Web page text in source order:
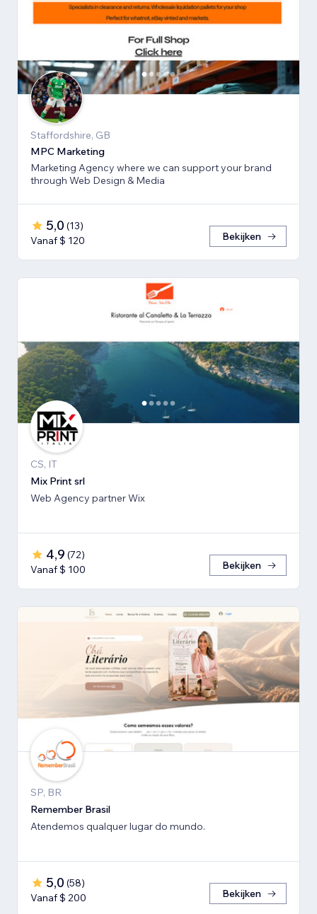
Staffordshire, GB
MPC Marketing
Marketing Agency where we can support your brand
through Web Design & Media
5,0 (13)
Vanaf $ 120
Bekijken
CS, IT
Mix Print srl
Web Agency partner Wix
4,9 (72)
Vanaf $ 100
Bekijken
SP, BR
Remember Brasil
Atendemos qualquer lugar do mundo.
5,0 (58)
Vanaf $ 200
Bekijken